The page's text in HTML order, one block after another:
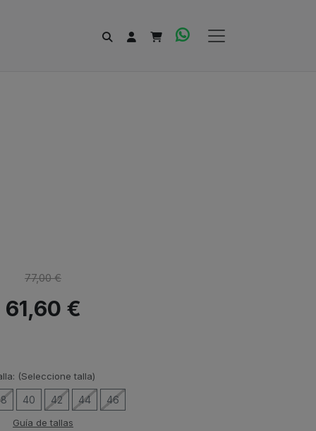
77,00 €
61,60 €
(Seleccione talla)
40 42 44 46
Guía de tallas